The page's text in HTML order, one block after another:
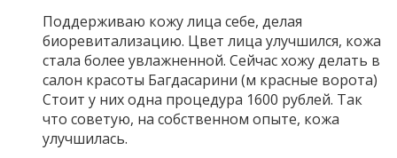
Поддерживаю кожу лица себе, делая
биоревитализацию. Цвет лица улучшился, кожа
стала более увлажненной. Сейчас хожу делать в
салон красоты Багдасарини (м красные ворота)
Стоит у них одна процедура 1600 рублей. Так
что советую, на собственном опыте, кожа
улучшилась.